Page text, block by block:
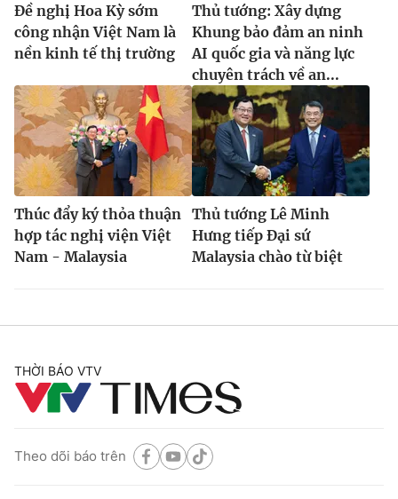
Cơ quan chủ quản:Đài Truyền hình Việt Nam
Cơ quan báo chí:Thời báo VTV
Giấy phép hoạt động báo in và báo điện tử số 483/GP-BTTTT
cấp ngày 29/12/2023
Tổng Biên tập:Vũ Thanh Thủy
Phó Tổng Biên tập:Nguyễn Thị Mỹ Hạnh, Phạm Quốc Thắng,
Nguyễn Trọng Ninh
Tổng đài VTV:
024.38 355 931 - 024.38 355 932
Ðiện thoại Thời báo VTV:024.66 897 897
Email:toasoan@vtv.vn
Liên hệ quảng cáo:
024-7300.7108
Đề nghị Hoa Kỳ sớm
công nhận Việt Nam là
nền kinh tế thị trường
Thủ tướng: Xây dựng
Khung bảo đảm an ninh
AI quốc gia và năng lực
chuyên trách về an...
Thúc đẩy ký thỏa thuận
hợp tác nghị viện Việt
Nam - Malaysia
Thủ tướng Lê Minh
Hưng tiếp Đại sứ
Malaysia chào từ biệt
THỜI BÁO VTV
Theo dõi báo trên